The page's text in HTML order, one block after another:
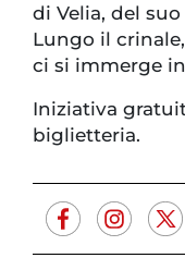
di Velia, del
Lungo il
ci si immerge
Iniziativa
biglietteria.